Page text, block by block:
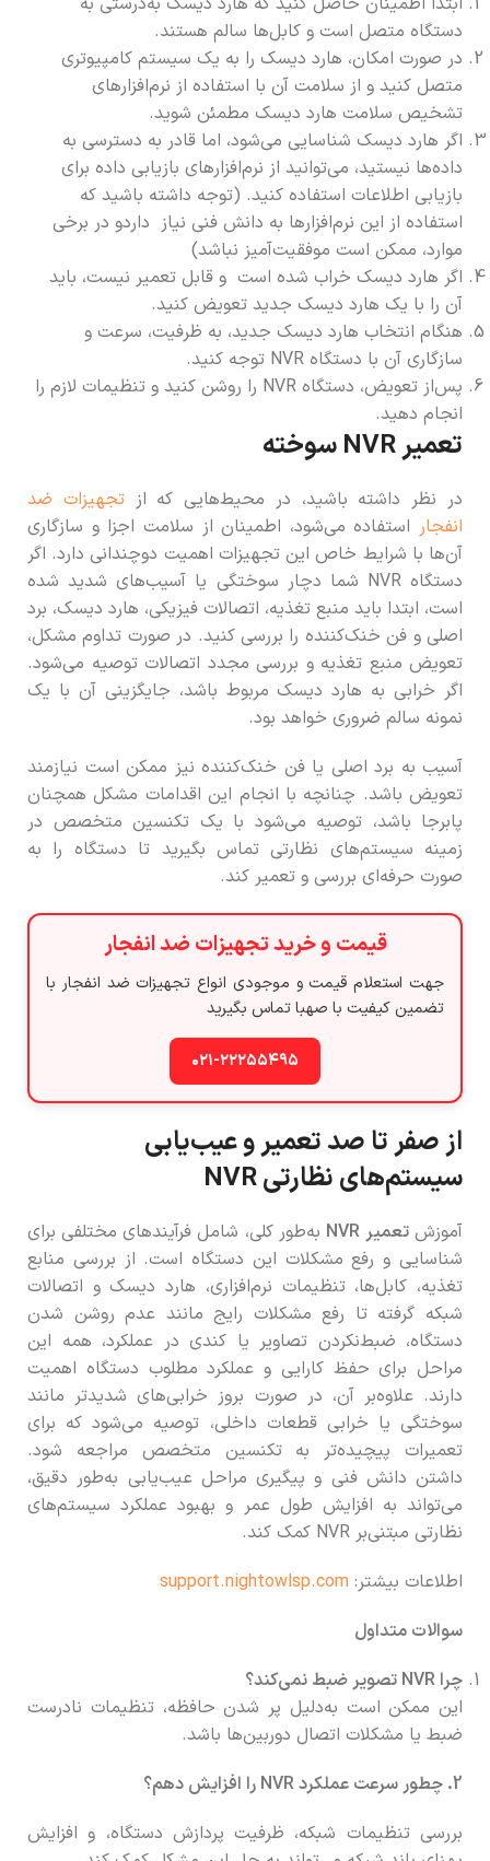
دستگاه متصل است و کابل‌ها سالم هستند.
در صورت امکان، هارد دیسک را به یک سیستم کامپیوتری
متصل کنید و از سلامت آن با استفاده از نرم‌افزارهای
تشخیص سلامت هارد دیسک مطمئن شوید.
اگر هارد دیسک شناسایی می‌شود، اما قادر به دسترسی به
داده‌ها نیستید، می‌توانید از نرم‌افزارهای بازیابی داده برای
بازیابی اطلاعات استفاده کنید. (توجه داشته باشید که
استفاده از این نرم‌افزارها به دانش فنی نیاز داردو در برخی
موارد، ممکن است موفقیت‌آمیز نباشد)
اگر هارد دیسک خراب شده است و قابل تعمیر نیست، باید
آن را با یک هارد دیسک جدید تعویض کنید.
هنگام انتخاب هارد دیسک جدید، به ظرفیت، سرعت و
سازگاری آن با دستگاه NVR توجه کنید.
پس‌از تعویض، دستگاه NVR را روشن کنید و تنظیمات لازم را
انجام دهید.
تعمیر NVR سوخته
در نظر داشته باشید، در محیط‌هایی که ازتجهیزات ضد
انفجار استفاده می‌شود، اطمینان از سلامت اجزا و سازگاری
آن‌ها با شرایط خاص این تجهیزات اهمیت دوچندانی دارد. اگر
دستگاه NVR شما دچار سوختگی یا آسیب‌های شدید شده
است، ابتدا باید منبع تغذیه، اتصالات فیزیکی، هارد دیسک، برد
اصلی و فن خنک‌کننده را بررسی کنید. در صورت تداوم مشکل،
تعویض منبع تغذیه و بررسی مجدد اتصالات توصیه می‌شود.
اگر خرابی به هارد دیسک مربوط باشد، جایگزینی آن با یک
نمونه سالم ضروری خواهد بود.
آسیب به برد اصلی یا فن خنک‌کننده نیز ممکن است نیازمند
تعویض باشد. چنانچه با انجام این اقدامات مشکل همچنان
پابرجا باشد، توصیه می‌شود با یک تکنسین متخصص در
زمینه سیستم‌های نظارتی تماس بگیرید تا دستگاه را به
صورت حرفه‌ای بررسی و تعمیر کند.
قیمت و خرید تجهیزات ضد انفجار
جهت استعلام قیمت و موجودی انواع تجهیزات ضد انفجار با
تضمین کیفیت با صهبا تماس بگیرید
۰۲۱-۲۲۲۵۵۴۹۵
از صفر تا صد تعمیر و عیب‌یابی
سیستم‌های نظارتی NVR
آموزشتعمیر NVR به‌طور کلی، شامل فرآیندهای مختلفی برای
شناسایی و رفع مشکلات این دستگاه است. از بررسی منابع
تغذیه، کابل‌ها، تنظیمات نرم‌افزاری، هارد دیسک و اتصالات
شبکه گرفته تا رفع مشکلات رایج مانند عدم روشن شدن
دستگاه، ضبط‌نکردن تصاویر یا کندی در عملکرد، همه این
مراحل برای حفظ کارایی و عملکرد مطلوب دستگاه اهمیت
دارند. علاوه‌بر آن، در صورت بروز خرابی‌های شدیدتر مانند
سوختگی یا خرابی قطعات داخلی، توصیه می‌شود که برای
تعمیرات پیچیده‌تر به تکنسین متخصص مراجعه شود.
داشتن دانش فنی و پیگیری مراحل عیب‌یابی به‌طور دقیق،
می‌تواند به افزایش طول عمر و بهبود عملکرد سیستم‌های
نظارتی مبتنی‌بر NVR کمک کند.
اطلاعات بیشتر: support.nightowlsp.com
سوالات متداول
چرا NVR تصویر ضبط نمی‌کند؟
این ممکن است به‌دلیل پر شدن حافظه، تنظیمات نادرست
ضبط یا مشکلات اتصال دوربین‌ها باشد.
2. چطور سرعت عملکرد NVR را افزایش دهم؟
بررسی تنظیمات شبکه، ظرفیت پردازش دستگاه، و افزایش